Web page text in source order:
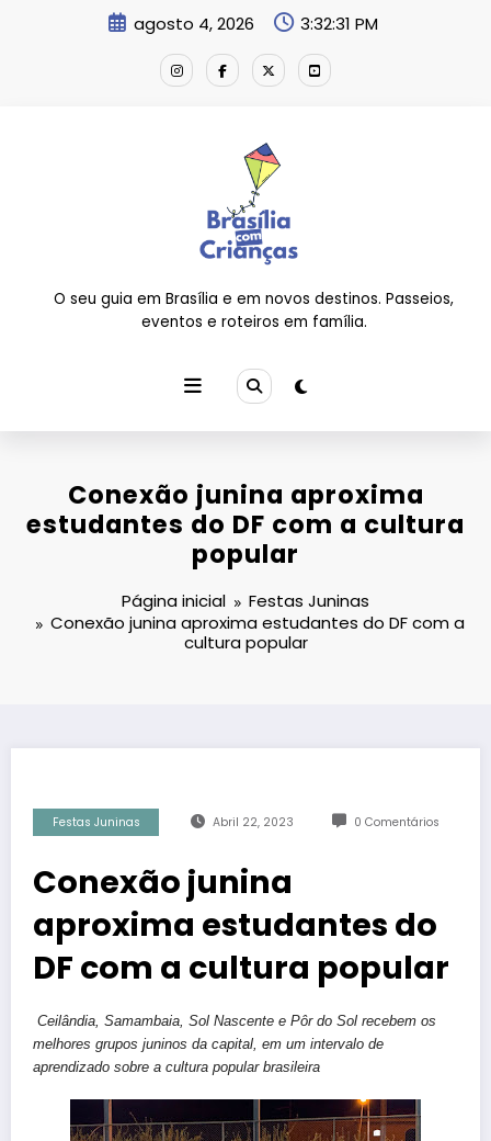
agosto 4, 2026 3:32:32 PM
O seu guia em Brasília e em novos destinos. Passeios,
eventos e roteiros em família.
Conexão junina aproxima
estudantes do DF com a cultura
popular
Página inicial
Festas Juninas
Conexão junina aproxima estudantes do DF com a
cultura popular
Festas Juninas Abril 22, 2023 0 Comentários
Conexão junina
aproxima estudantes do
DF com a cultura popular
Ceilândia, Samambaia, Sol Nascente e Pôr do Sol recebem os
melhores grupos juninos da capital, em um intervalo de
aprendizado sobre a cultura popular brasileira